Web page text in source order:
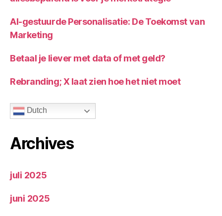
AI-gestuurde Personalisatie: De Toekomst van
Marketing
Betaal je liever met data of met geld?
Rebranding; X laat zien hoe het niet moet
Dutch
Archives
juli 2025
juni 2025